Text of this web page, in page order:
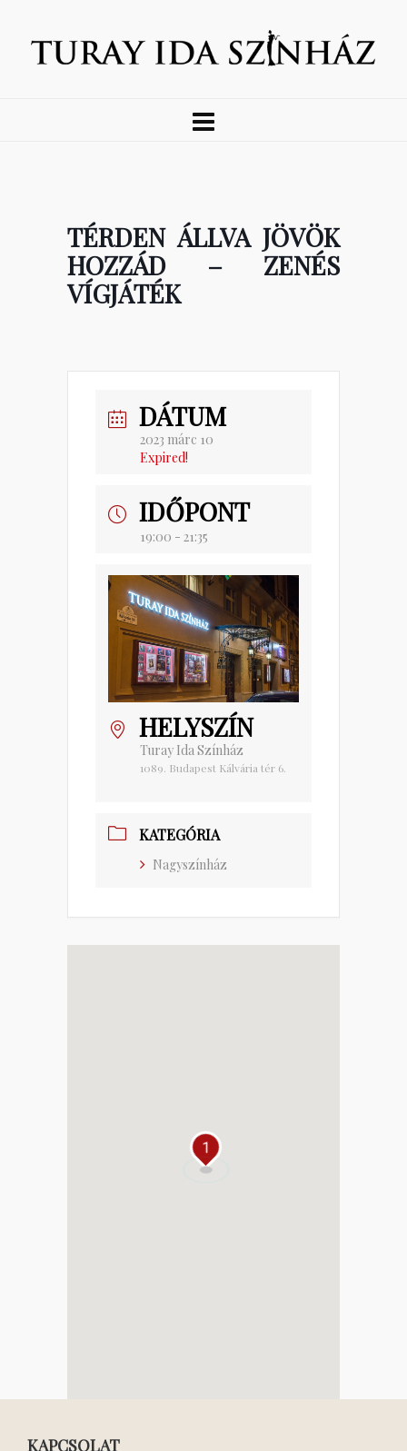
TÉRDEN ÁLLVA JÖVÖK
HOZZÁD – ZENÉS
VÍGJÁTÉK
DÁTUM
2023 márc 10
Expired!
IDŐPONT
19:00 - 21:35
HELYSZÍN
Turay Ida Színház
1089. Budapest Kálvária tér 6.
KATEGÓRIA
Nagyszínház
1
KAPCSOLAT